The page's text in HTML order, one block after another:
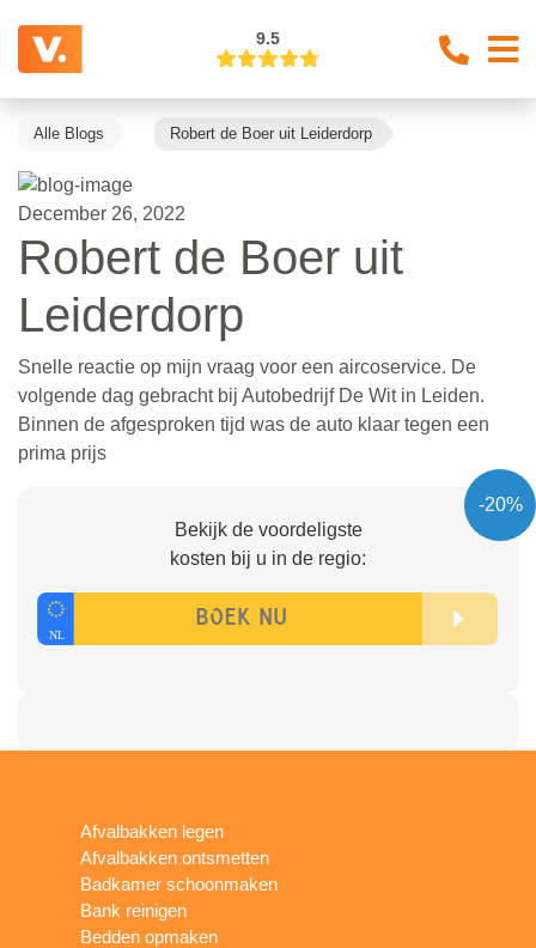
9.5
Alle Blogs Robert de Boer uit Leiderdorp
December 26, 2022
Robert de Boer uit
Leiderdorp
Snelle reactie op mijn vraag voor een aircoservice. De
volgende dag gebracht bij Autobedrijf De Wit in Leiden.
Binnen de afgesproken tijd was de auto klaar tegen een
prima prijs
-20%
Bekijk de voordeligste
kosten bij u in de regio:
Afvalbakken legen
Afvalbakken ontsmetten
Badkamer schoonmaken
Bank reinigen
Bedden opmaken